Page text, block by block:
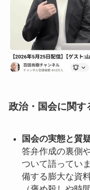
政治・国会に関す
国会の実態と質
答弁作成の裏側
ついて語ってい
備する膨大な資